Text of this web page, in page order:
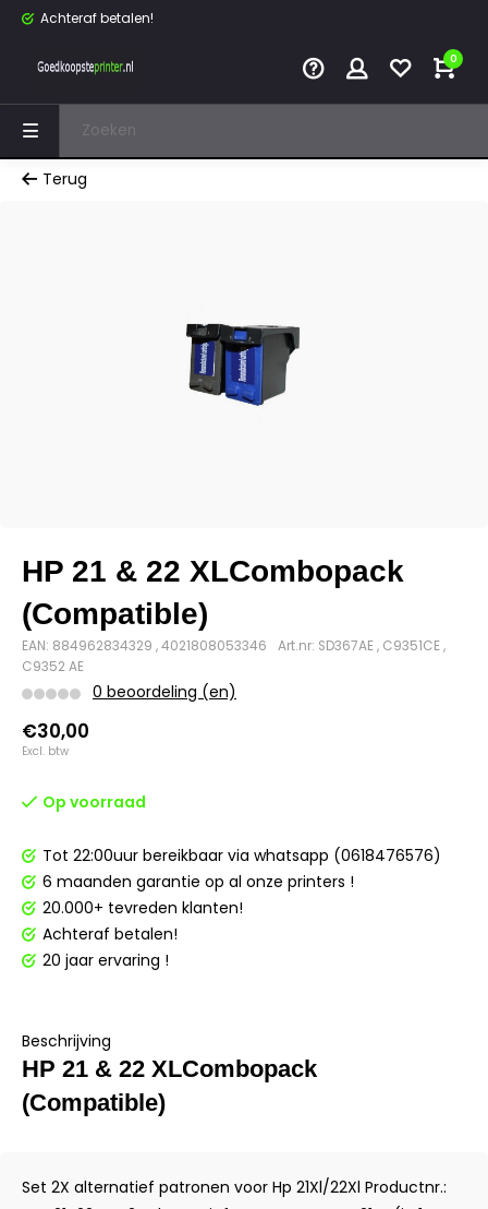
Achteraf betalen!
0
Terug
HP 21 & 22 XLCombopack
(Compatible)
EAN: 884962834329 , 4021808053346
Art.nr: SD367AE , C9351CE ,
C9352 AE
0 beoordeling (en)
€30,00
Excl. btw
Op voorraad
Tot 22:00uur bereikbaar via whatsapp (0618476576)
6 maanden garantie op al onze printers !
20.000+ tevreden klanten!
Achteraf betalen!
20 jaar ervaring !
Beschrijving
HP 21 & 22 XLCombopack
(Compatible)
Set 2X alternatief patronen voor Hp 21Xl/22Xl Productnr.: